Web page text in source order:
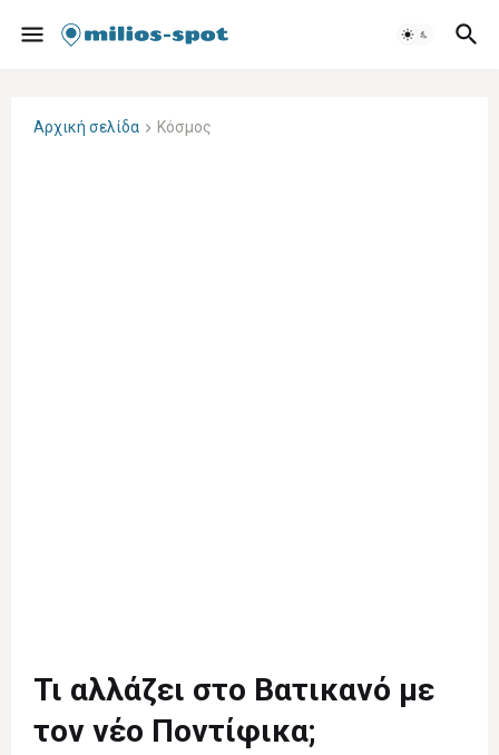
Αρχική σελίδα Κόσμος
Τι αλλάζει στο Βατικανό με
τον νέο Ποντίφικα;